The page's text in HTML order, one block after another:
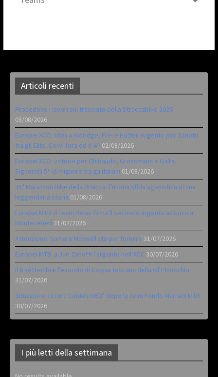
Articoli recenti
Procedono i lavori sul tracciato della Straccabike 2026
03/08/2026
Europei XCO: titoli a Aldridge, Frei e Hutter. Argento per Zanotti
tra gli Elite. Corvi fora ed è 4^ 02/08/2026
Europei XCO: vittorie per Ghibaudo, Grossmann e Gallis.
Signorelli 5^ la migliore tra gli italiani 01/08/2026
35ª Marathon Bike della Brianza: l’ultima sfida agonistica di una
leggendaria storia 01/08/2026
Europei MTB: il Team Relay firma il secondo argento azzurro a
Monteceneri 31/07/2026
Attenzione: Samara Maxwell sta per tornare 31/07/2026
Europei MTB: a Juri Zanotti l’argento nell’XCC 30/07/2026
Il 6 settembre l’esordio di Coppa Toscana della Gf Pinocchio
31/07/2026
Situazione circuiti Contest360° dopo la Gran Fondo Marradi MTB
30/07/2026
I più letti della settimana